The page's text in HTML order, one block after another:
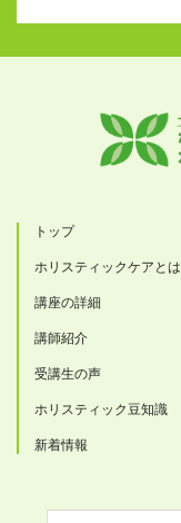
トップ
ホリスティックケアとは
講座の詳細
講師紹介
受講生の声
ホリスティック豆知識
新着情報